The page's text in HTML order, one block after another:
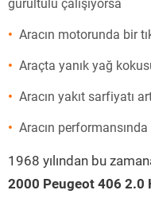
gürültülü çalışıyorsa
Aracın motorunda bir
Araçta yanık yağ
Aracın yakıt sarfiyatı
Aracın
1968 yılından bu
2000 Peugeot 406 2.0